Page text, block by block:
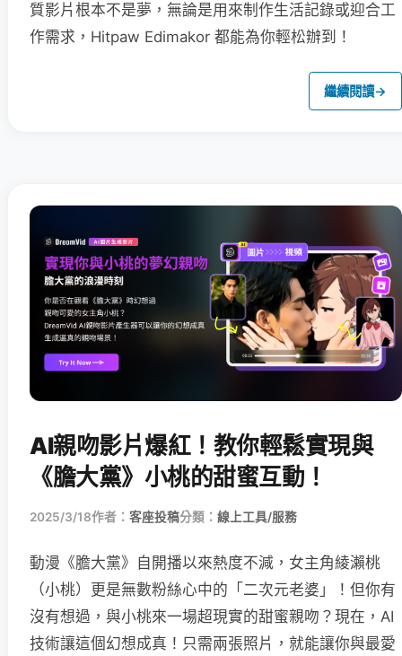
質影片根本不是夢，無論是用來制作生活記錄或迎合工
作需求，Hitpaw Edimakor 都能為你輕松辦到！
繼續閱讀→
AI親吻影片爆紅！教你輕鬆實現與
《膽大黨》小桃的甜蜜互動！
2025/3/18作者： 客座投稿分類： 線上工具/服務
動漫《膽大黨》自開播以來熱度不減，女主角綾瀨桃
（小桃）更是無數粉絲心中的「二次元老婆」！但你有
沒有想過，與小桃來一場超現實的甜蜜親吻？現在，AI
技術讓這個幻想成真！只需兩張照片，就能讓你與最愛